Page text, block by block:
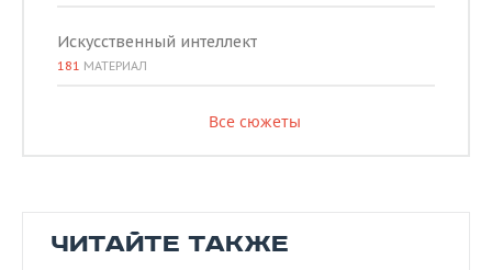
Искусственный интеллект
181 МАТЕРИАЛ
Все сюжеты
ЧИТАЙТЕ ТАКЖЕ